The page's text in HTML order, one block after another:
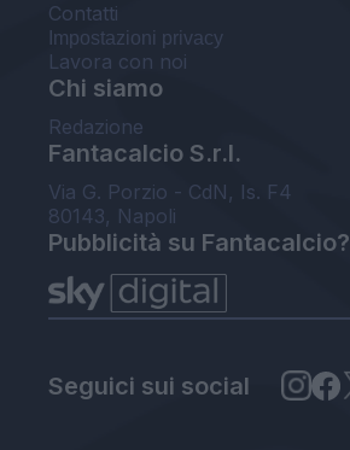
Contatti
Impostazioni privacy
Lavora con noi
Chi siamo
Redazione
Fantacalcio S.r.l.
Via G. Porzio - CdN, Is. F4
80143, Napoli
Pubblicità su Fantacalcio?
Seguici sui social